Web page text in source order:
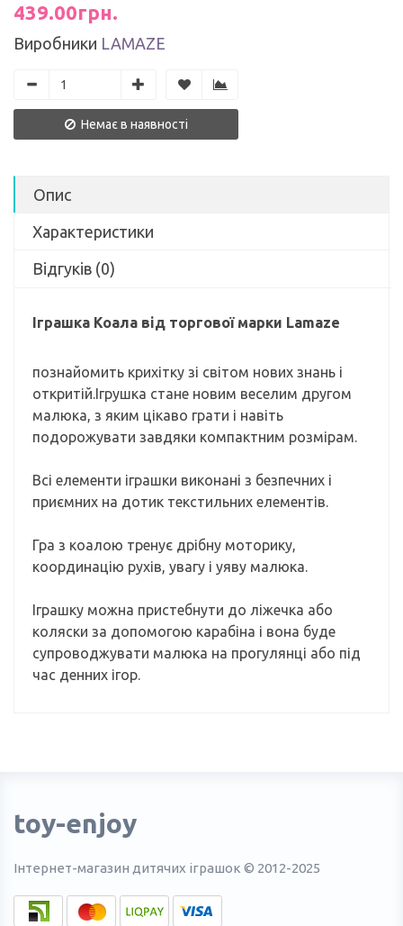
439.00грн.
Виробники LAMAZE
Немає в наявності
Опис
Характеристики
Відгуків (0)
Іграшка Коала від торгової марки Lamaze
познайомить крихітку зі світом нових знань і
откритій.Ігрушка стане новим веселим другом
малюка, з яким цікаво грати і навіть
подорожувати завдяки компактним розмірам.
Всі елементи іграшки виконані з безпечних і
приємних на дотик текстильних елементів.
Гра з коалою тренує дрібну моторику,
координацію рухів, увагу і уяву малюка.
Іграшку можна пристебнути до ліжечка або
коляски за допомогою карабіна і вона буде
супроводжувати малюка на прогулянці або під
час денних ігор.
toy-enjoy
Інтернет-магазин дитячих іграшок © 2012-2025